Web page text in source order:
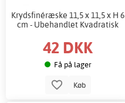
Krydsfinéræske 11,5 x 11,5 x H 6
cm - Ubehandlet Kvadratisk
42 DKK
Få på lager
Køb